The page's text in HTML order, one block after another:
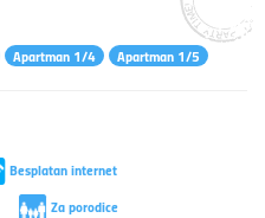
Apartman 1/4 Apartman 1/5
Besplatan internet
Za porodice